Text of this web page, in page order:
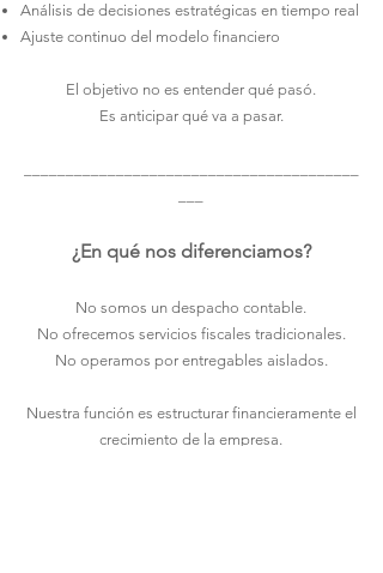
Análisis de decisiones estratégicas en tiempo real
Ajuste continuo del modelo financiero
El objetivo no es entender qué pasó.
Es anticipar qué va a pasar.
¿En qué nos diferenciamos?
No somos un despacho contable.
No ofrecemos servicios fiscales tradicionales.
No operamos por entregables aislados.
Nuestra función es estructurar financieramente el
crecimiento de la empresa.